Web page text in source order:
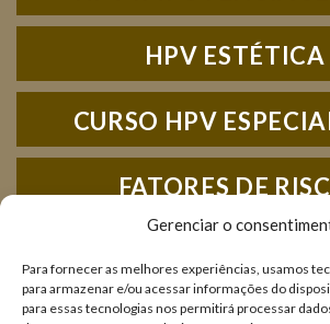
Gerenciar o
Para fornecer as melhores experiências, usamos
para armazenar e/ou acessar informações do
para essas tecnologias nos permitirá processar
HPV ESTÉTICA
CURSO HPV
FATORES DE